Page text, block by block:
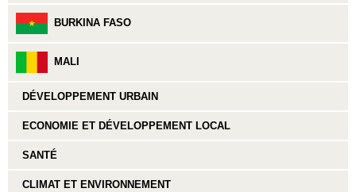
BURKINA FASO
MALI
DÉVELOPPEMENT URBAIN
ECONOMIE ET DÉVELOPPEMENT LOCAL
SANTÉ
CLIMAT ET ENVIRONNEMENT